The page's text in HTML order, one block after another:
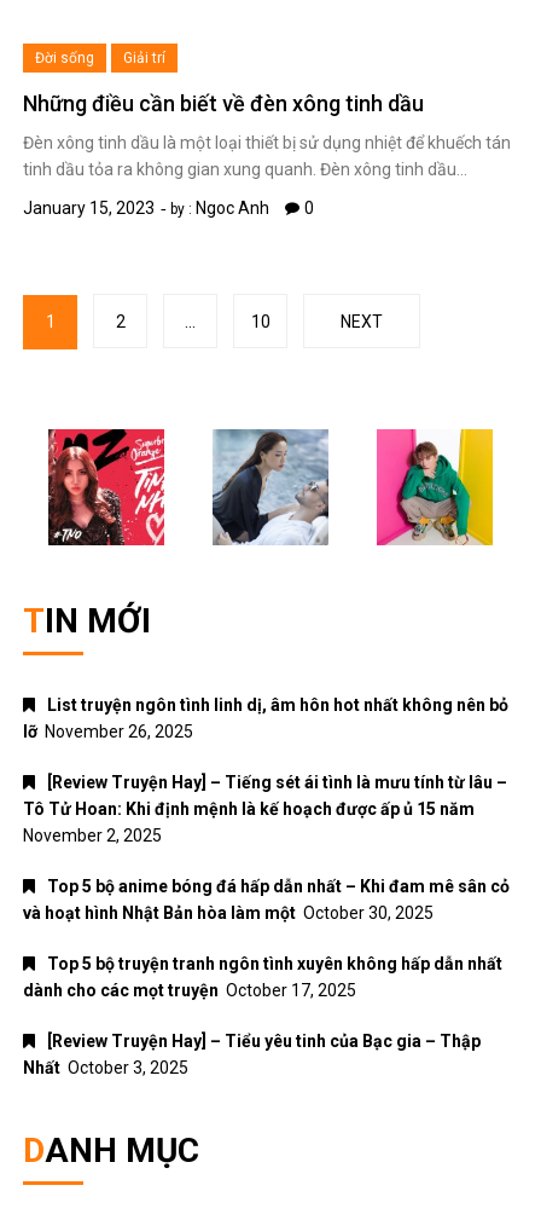
Đời sống Giải trí
Những điều cần biết về đèn xông tinh dầu
Đèn xông tinh dầu là một loại thiết bị sử dụng nhiệt để khuếch tán
tinh dầu tỏa ra không gian xung quanh. Đèn xông tinh dầu…
January 15, 2023
by : Ngoc Anh 0
Posts
navigation
1 2 … 10 NEXT
TIN MỚI
List truyện ngôn tình linh dị, âm hôn hot nhất không nên bỏ
lỡ November 26, 2025
[Review Truyện Hay] – Tiếng sét ái tình là mưu tính từ lâu –
Tô Tử Hoan: Khi định mệnh là kế hoạch được ấp ủ 15 năm
November 2, 2025
Top 5 bộ anime bóng đá hấp dẫn nhất – Khi đam mê sân cỏ
và hoạt hình Nhật Bản hòa làm một October 30, 2025
Top 5 bộ truyện tranh ngôn tình xuyên không hấp dẫn nhất
dành cho các mọt truyện October 17, 2025
[Review Truyện Hay] – Tiểu yêu tinh của Bạc gia – Thập
Nhất October 3, 2025
DANH MỤC